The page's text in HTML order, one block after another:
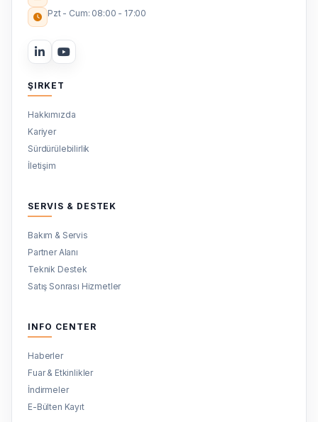
Pzt - Cum: 08:00 - 17:00
ŞIRKET
Hakkımızda
Kariyer
Sürdürülebilirlik
İletişim
SERVIS & DESTEK
Bakım & Servis
Partner Alanı
Teknik Destek
Satış Sonrası Hizmetler
INFO CENTER
Haberler
Fuar & Etkinlikler
İndirmeler
E-Bülten Kayıt